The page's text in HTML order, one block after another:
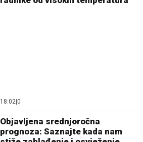
18:02 0
Objavljena srednjoročna
prognoza: Saznajte kada nam